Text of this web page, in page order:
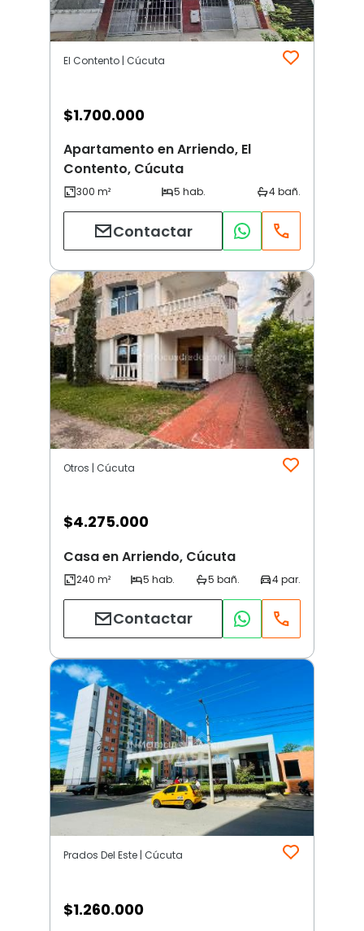
El Contento | Cúcuta
$1.700.000
Apartamento en Arriendo, El
Contento, Cúcuta
Contactar
Otros | Cúcuta
$4.275.000
Casa en Arriendo, Cúcuta
Contactar
Prados Del Este | Cúcuta
$1.260.000